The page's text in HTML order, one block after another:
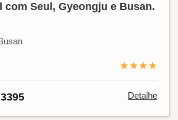
com Seul, Gyeongju e Busan.
★★★★
Detalhe